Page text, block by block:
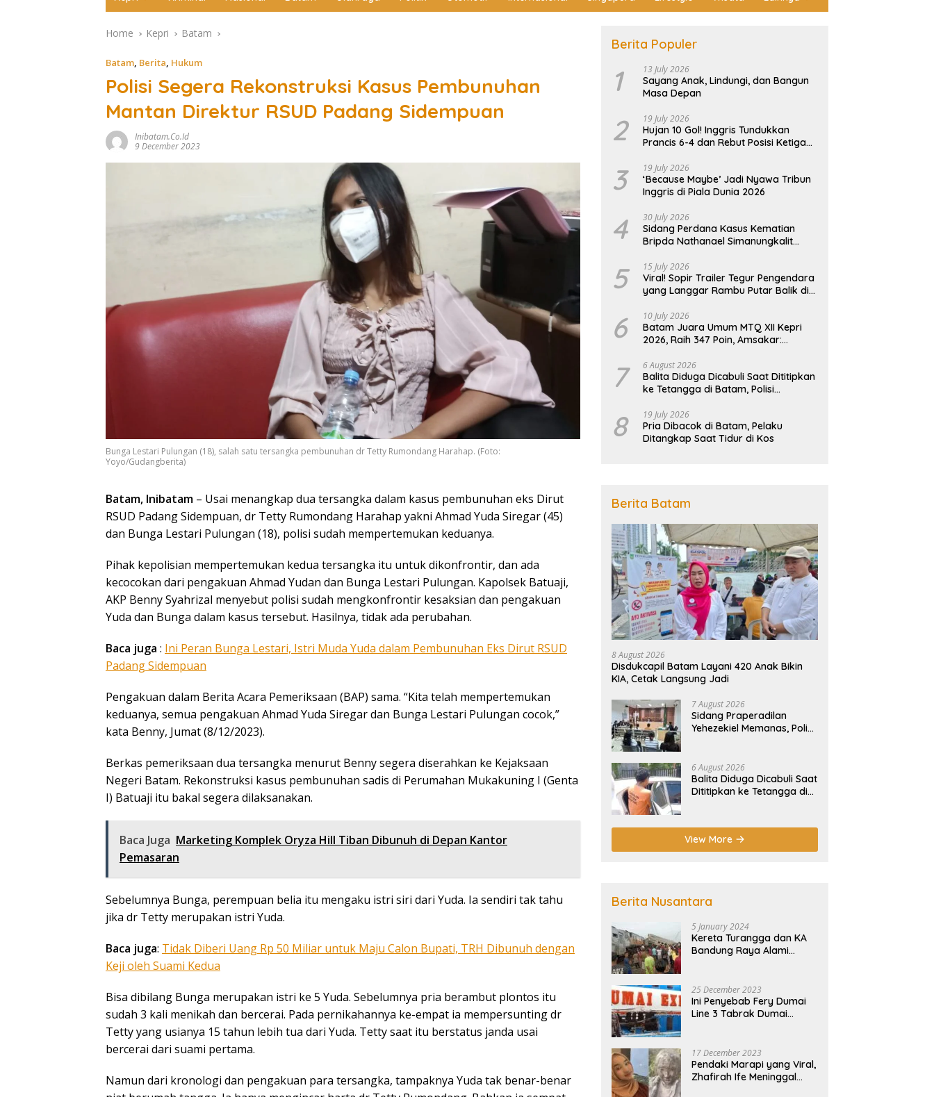
Home Kepri Batam
Batam, Berita, Hukum
Polisi Segera Rekonstruksi Kasus Pembunuhan
Mantan Direktur RSUD Padang Sidempuan
Inibatam.co.id
9 December 2023
Bunga Lestari Pulungan (18), salah satu tersangka pembunuhan dr Tetty Rumondang Harahap. (Foto:
Yoyo/Gudangberita)
Batam, Inibatam – Usai menangkap dua tersangka dalam kasus pembunuhan eks Dirut
RSUD Padang Sidempuan, dr Tetty Rumondang Harahap yakni Ahmad Yuda Siregar (45)
dan Bunga Lestari Pulungan (18), polisi sudah mempertemukan keduanya.
Pihak kepolisian mempertemukan kedua tersangka itu untuk dikonfrontir, dan ada
kecocokan dari pengakuan Ahmad Yudan dan Bunga Lestari Pulungan. Kapolsek Batuaji,
AKP Benny Syahrizal menyebut polisi sudah mengkonfrontir kesaksian dan pengakuan
Yuda dan Bunga dalam kasus tersebut. Hasilnya, tidak ada perubahan.
Baca juga : Ini Peran Bunga Lestari, Istri Muda Yuda dalam Pembunuhan Eks Dirut RSUD
Padang Sidempuan
Pengakuan dalam Berita Acara Pemeriksaan (BAP) sama. “Kita telah mempertemukan
keduanya, semua pengakuan Ahmad Yuda Siregar dan Bunga Lestari Pulungan cocok,”
kata Benny, Jumat (8/12/2023).
Berkas pemeriksaan dua tersangka menurut Benny segera diserahkan ke Kejaksaan
Negeri Batam. Rekonstruksi kasus pembunuhan sadis di Perumahan Mukakuning I (Genta
I) Batuaji itu bakal segera dilaksanakan.
Baca Juga Marketing Komplek Oryza Hill Tiban Dibunuh di Depan Kantor
Pemasaran
Sebelumnya Bunga, perempuan belia itu mengaku istri siri dari Yuda. Ia sendiri tak tahu
jika dr Tetty merupakan istri Yuda.
Baca juga: Tidak Diberi Uang Rp 50 Miliar untuk Maju Calon Bupati, TRH Dibunuh dengan
Keji oleh Suami Kedua
Bisa dibilang Bunga merupakan istri ke 5 Yuda. Sebelumnya pria berambut plontos itu
sudah 3 kali menikah dan bercerai. Pada pernikahannya ke-empat ia mempersunting dr
Tetty yang usianya 15 tahun lebih tua dari Yuda. Tetty saat itu berstatus janda usai
bercerai dari suami pertama.
Namun dari kronologi dan pengakuan para tersangka, tampaknya Yuda tak benar-benar
Berita Populer
1 13 July 2026
Sayang Anak, Lindungi, dan Bangun
Masa Depan
2 19 July 2026
Hujan 10 Gol! Inggris Tundukkan
Prancis 6-4 dan Rebut Posisi Ketiga
3 19 July 2026
‘Because Maybe’ Jadi Nyawa Tribun
Inggris di Piala Dunia 2026
4 30 July 2026
Sidang Perdana Kasus Kematian
Bripda Nathanael Simanungkalit
Tuntut Hukuman Berat
5 15 July 2026
Viral! Sopir Trailer Tegur Pengendara
yang Langgar Rambu Putar Balik di
6 10 July 2026
Batam Juara Umum MTQ XII Kepri
2026, Raih 347 Poin, Amsakar:
7 6 August 2026
Balita Diduga Dicabuli Saat Dititipkan
ke Tetangga di Batam, Polisi
8 19 July 2026
Pria Dibacok di Batam, Pelaku
Ditangkap Saat Tidur di Kos
Berita Batam
8 August 2026
Disdukcapil Batam Layani 420 Anak Bikin
KIA, Cetak Langsung Jadi
7 August 2026
Sidang Praperadilan
Yehezekiel Memanas, Polisi
6 August 2026
Balita Diduga Dicabuli Saat
Dititipkan ke Tetangga di
View More
Berita Nusantara
5 January 2024
Kereta Turangga dan KA
Bandung Raya Alami
25 December 2023
Ini Penyebab Fery Dumai
Line 3 Tabrak Dumai
17 December 2023
Pendaki Marapi yang Viral,
Zhafirah Ife Meninggal